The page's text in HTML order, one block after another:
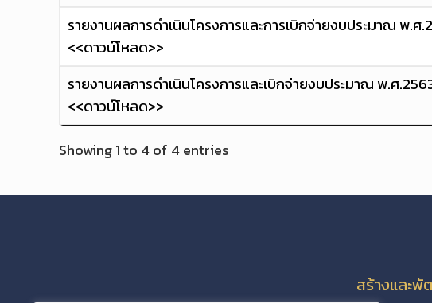
รายงานผลการดำเนินโครงการและการเบิกจ่ายงบประมาณ พ.
<<ดาวน์โหลด>>
รายงานผลการดำเนินโครงการและเบิกจ่ายงบประมาณ พ.ศ
<<ดาวน์โหลด>>
Showing 1 to 4 of 4 entries
สร้างและ